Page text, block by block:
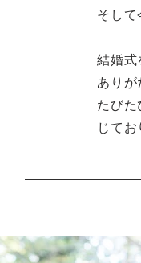
そして
結婚式
あり
たびた
じて